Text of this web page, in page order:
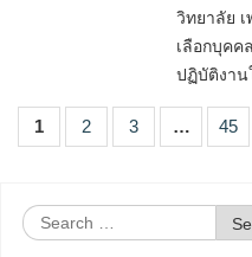
วิทยาลัย
เลือกบุคค
ปฏิบัติงาน
1 2 3 … 45
Search
for: